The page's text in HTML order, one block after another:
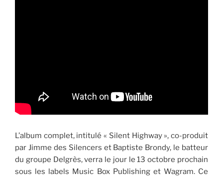
L’album complet, intitulé « Silent Highway », co-produit
par Jimme des Silencers et Baptiste Brondy, le batteur
du groupe Delgrès, verra le jour le 13 octobre prochain
sous les labels Music Box Publishing et Wagram. Ce